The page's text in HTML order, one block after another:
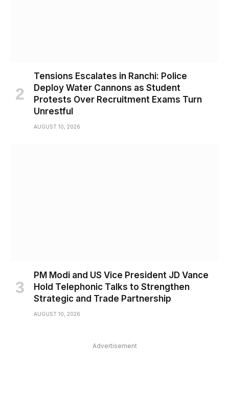
Tensions Escalates in Ranchi: Police
Deploy Water Cannons as Student
Protests Over Recruitment Exams Turn
Unrestful
AUGUST 10, 2026
PM Modi and US Vice President JD Vance
Hold Telephonic Talks to Strengthen
Strategic and Trade Partnership
AUGUST 10, 2026
Advertisement